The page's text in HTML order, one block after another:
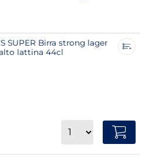
SUPER Birra strong lager
lattina 44cl
Quantità